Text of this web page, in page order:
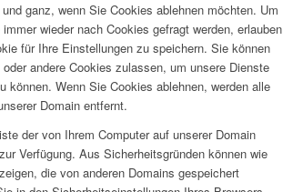
ganz, wenn Sie Cookies ablehnen möchten. Um
wieder nach Cookies gefragt werden, erlauben
für Ihre Einstellungen zu speichern. Sie können
andere Cookies zulassen, um unsere Dienste
können. Wenn Sie Cookies ablehnen, werden alle
Domain entfernt.
der von Ihrem Computer auf unserer Domain
Verfügung. Aus Sicherheitsgründen können wie
die von anderen Domains gespeichert